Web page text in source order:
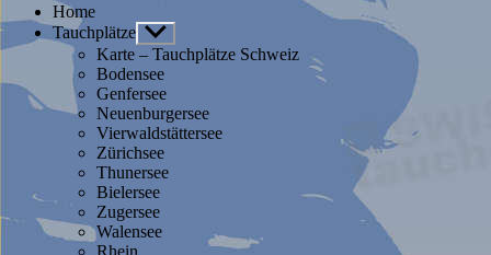
Home
Tauchplätze Untermenü
anzeigen
Karte – Tauchplätze Schweiz
Bodensee
Genfersee
Neuenburgersee
Vierwaldstättersee
Zürichsee
Thunersee
Bielersee
Zugersee
Walensee
Rhein